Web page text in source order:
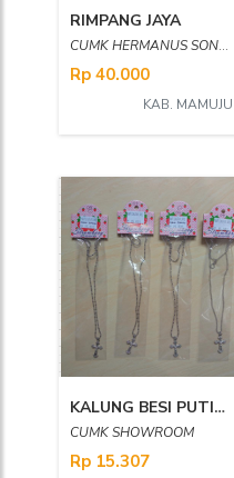
RIMPANG JAYA
CUMK HERMANUS SONDA SANGGALANGI'
Rp 40.000
KAB. MAMUJU
KALUNG BESI PUTIH SALIB BIASA 01
CUMK SHOWROOM
Rp 15.307